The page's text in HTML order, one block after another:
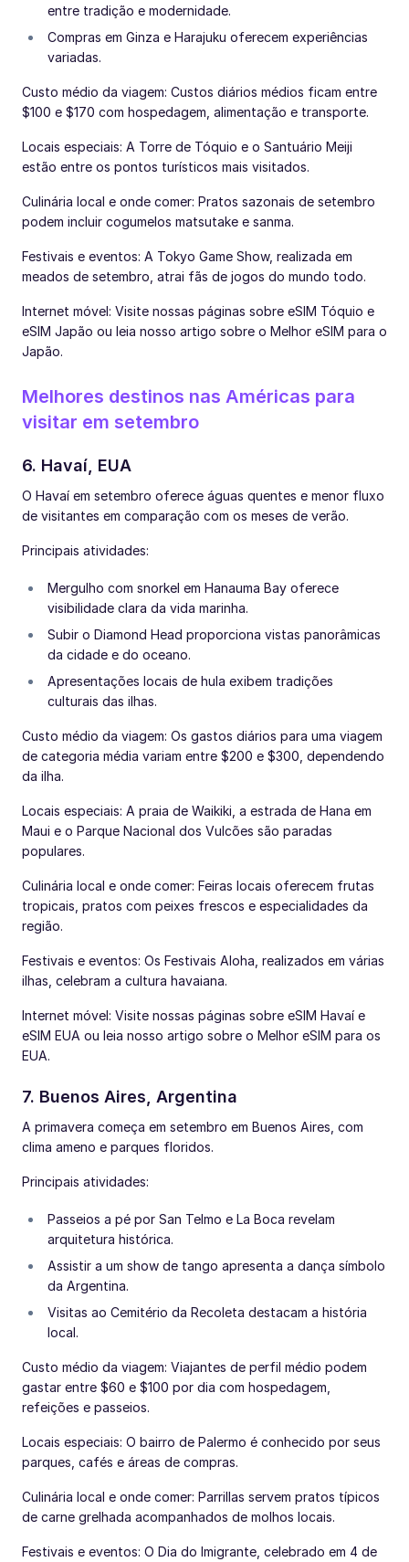
entre tradição e modernidade.
Compras em Ginza e Harajuku oferecem experiências
variadas.
Custo médio da viagem: Custos diários médios ficam entre
$100 e $170 com hospedagem, alimentação e transporte.
Locais especiais: A Torre de Tóquio e o Santuário Meiji
estão entre os pontos turísticos mais visitados.
Culinária local e onde comer: Pratos sazonais de setembro
podem incluir cogumelos matsutake e sanma.
Festivais e eventos: A Tokyo Game Show, realizada em
meados de setembro, atrai fãs de jogos do mundo todo.
Internet móvel: Visite nossas páginas sobre eSIM Tóquio e
eSIM Japão ou leia nosso artigo sobre o Melhor eSIM para o
Japão.
Melhores destinos nas Américas para
visitar em setembro
6. Havaí, EUA
O Havaí em setembro oferece águas quentes e menor fluxo
de visitantes em comparação com os meses de verão.
Principais atividades:
Mergulho com snorkel em Hanauma Bay oferece
visibilidade clara da vida marinha.
Subir o Diamond Head proporciona vistas panorâmicas
da cidade e do oceano.
Apresentações locais de hula exibem tradições
culturais das ilhas.
Custo médio da viagem: Os gastos diários para uma viagem
de categoria média variam entre $200 e $300, dependendo
da ilha.
Locais especiais: A praia de Waikiki, a estrada de Hana em
Maui e o Parque Nacional dos Vulcões são paradas
populares.
Culinária local e onde comer: Feiras locais oferecem frutas
tropicais, pratos com peixes frescos e especialidades da
região.
Festivais e eventos: Os Festivais Aloha, realizados em várias
ilhas, celebram a cultura havaiana.
Internet móvel: Visite nossas páginas sobre eSIM Havaí e
eSIM EUA ou leia nosso artigo sobre o Melhor eSIM para os
EUA.
7. Buenos Aires, Argentina
A primavera começa em setembro em Buenos Aires, com
clima ameno e parques floridos.
Principais atividades:
Passeios a pé por San Telmo e La Boca revelam
arquitetura histórica.
Assistir a um show de tango apresenta a dança símbolo
da Argentina.
Visitas ao Cemitério da Recoleta destacam a história
local.
Custo médio da viagem: Viajantes de perfil médio podem
gastar entre $60 e $100 por dia com hospedagem,
refeições e passeios.
Locais especiais: O bairro de Palermo é conhecido por seus
parques, cafés e áreas de compras.
Culinária local e onde comer: Parrillas servem pratos típicos
de carne grelhada acompanhados de molhos locais.
Festivais e eventos: O Dia do Imigrante, celebrado em 4 de